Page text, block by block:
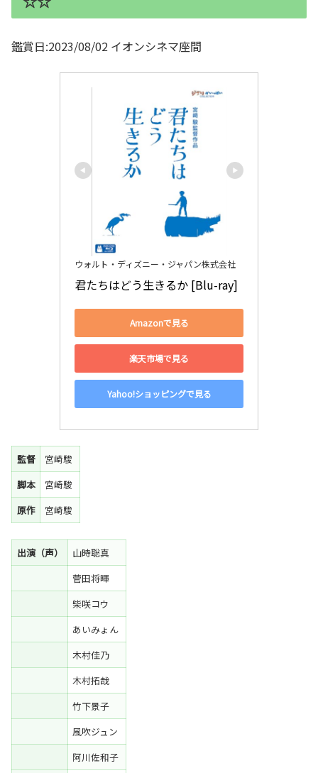
鑑賞日:2023/08/02 イオンシネマ座間
ウォルト・ディズニー・ジャパン株式会社
君たちはどう生きるか [Blu-ray]
Amazonで見る
楽天市場で見る
Yahoo!ショッピングで見る
監督
宮崎駿
脚本
宮崎駿
原作
宮崎駿
出演（声）
山時聡真
菅田将暉
柴咲コウ
あいみょん
木村佳乃
木村拓哉
竹下景子
風吹ジュン
阿川佐和子